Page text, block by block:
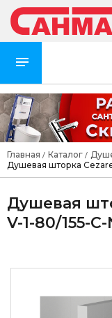
Главная / Каталог /
Душевая шторка
Душевая
V-1-80/155-C-